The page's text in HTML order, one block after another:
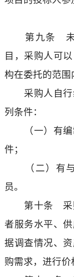
第九条 未纳
目，采购人可
构在委托的范围
采购人自行
列条件：
（一）有编
件；
（二）有与
员。
第十条 采购
者服务水平、
据调查情况、
购需求，进行价